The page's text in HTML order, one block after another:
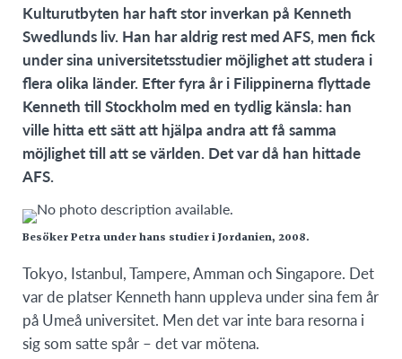
Kulturutbyten har haft stor inverkan på Kenneth
Swedlunds liv. Han har aldrig rest med AFS, men fick
under sina universitetsstudier möjlighet att studera i
flera olika länder. Efter fyra år i Filippinerna flyttade
Kenneth till Stockholm med en tydlig känsla: han
ville hitta ett sätt att hjälpa andra att få samma
möjlighet till att se världen. Det var då han hittade
AFS.
Besöker Petra under hans studier i Jordanien, 2008.
Tokyo, Istanbul, Tampere, Amman och Singapore. Det
var de platser Kenneth hann uppleva under sina fem år
på Umeå universitet. Men det var inte bara resorna i
sig som satte spår – detvar mötena.